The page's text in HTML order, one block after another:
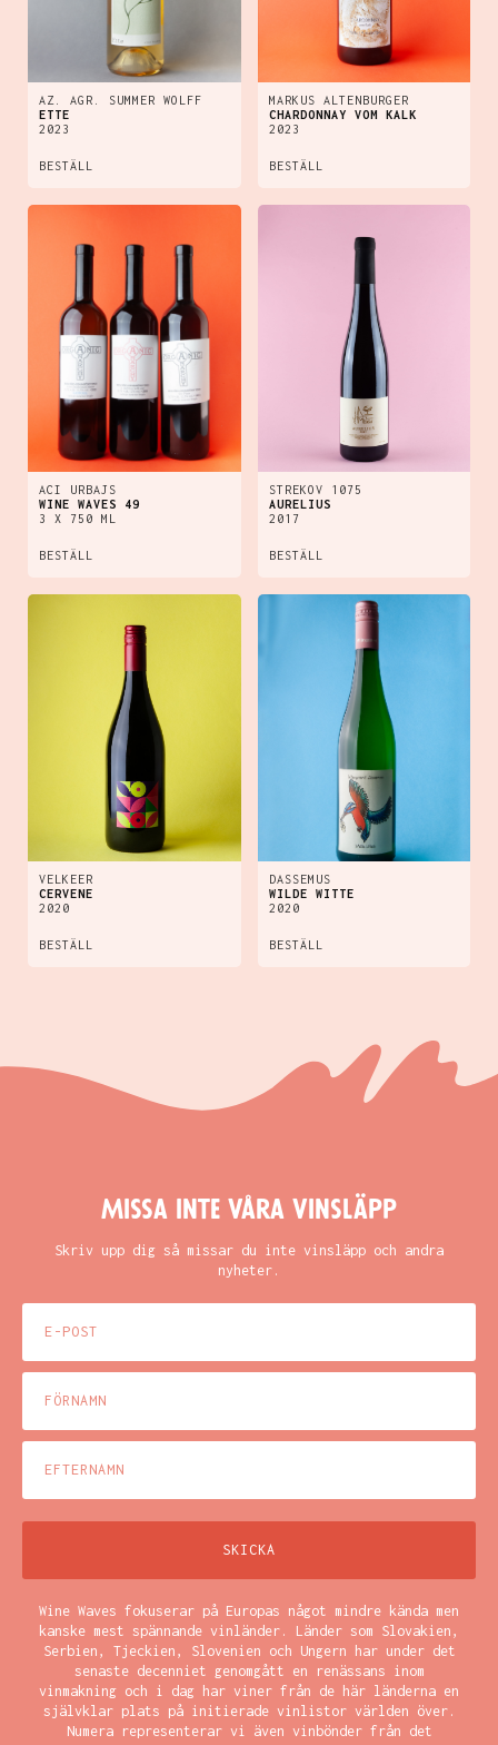
AZ. AGR. SUMMER WOLFF
ETTE
2023
BESTÄLL
MARKUS ALTENBURGER
CHARDONNAY VOM KALK
2023
BESTÄLL
ACI URBAJS
WINE WAVES 49
3 X 750 ML
BESTÄLL
STREKOV 1075
AURELIUS
2017
BESTÄLL
VELKEER
CERVENE
2020
BESTÄLL
DASSEMUS
WILDE WITTE
2020
BESTÄLL
Missa inte våra vinsläpp
Skriv upp dig så missar du inte vinsläpp och andra
nyheter.
Wine Waves fokuserar på Europas något mindre kända men
kanske mest spännande vinländer. Länder som Slovakien,
Serbien, Tjeckien, Slovenien och Ungern har under det
senaste decenniet genomgått en renässans inom
vinmakning och i dag har viner från de här länderna en
självklar plats på initierade vinlistor världen över.
Numera representerar vi även vinbönder från det